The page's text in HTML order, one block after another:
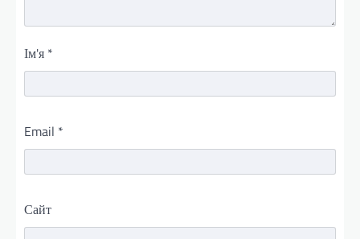
Ім'я *
Email *
Сайт